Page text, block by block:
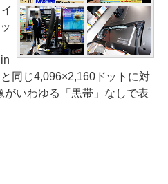
同じ4,096×2,160ドットに対
いわゆる「黒帯」なしで表